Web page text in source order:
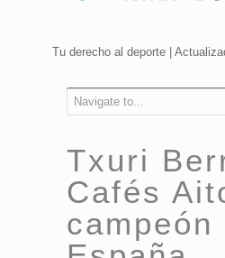
Tu derecho al deporte |
Navigate to...
Txuri
Cafés
campeón